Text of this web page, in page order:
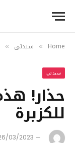
Home
» سيدتي »
سيدتي
حذار!
للكزبرة
03/2023